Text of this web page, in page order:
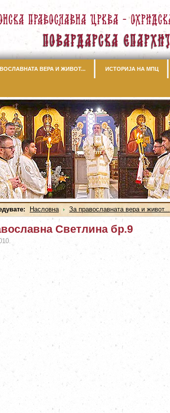
ВЕРА И ЖИВОТ... ИСТОРИЈА НА МПЦ
Насловна За православната вера и живот...
Светлина бр.9